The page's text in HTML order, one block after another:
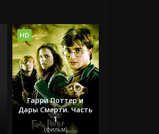
Гарри Поттер и
Дары Смерти. Часть
1
(фильм)
HD